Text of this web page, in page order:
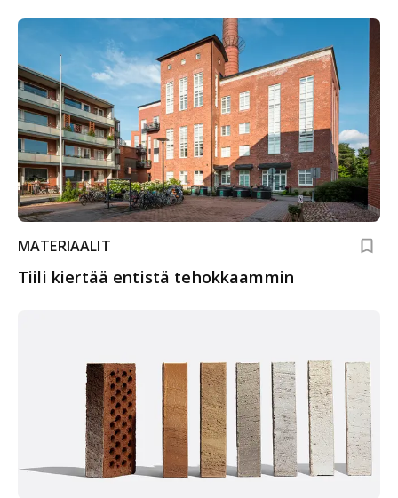
MATERIAALIT
Tiili kiertää entistä tehokkaammin